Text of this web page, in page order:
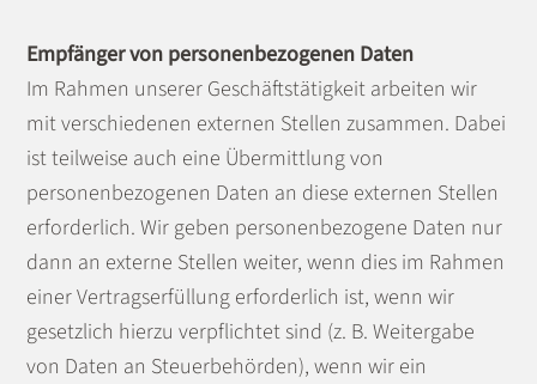
Empfänger von personenbezogenen Daten
Im Rahmen unserer Geschäftstätigkeit arbeiten wir
mit verschiedenen externen Stellen zusammen. Dabei
ist teilweise auch eine Übermittlung von
personenbezogenen Daten an diese externen Stellen
erforderlich. Wir geben personenbezogene Daten nur
dann an externe Stellen weiter, wenn dies im Rahmen
einer Vertragserfüllung erforderlich ist, wenn wir
gesetzlich hierzu verpflichtet sind (z. B. Weitergabe
von Daten an Steuerbehörden), wenn wir ein